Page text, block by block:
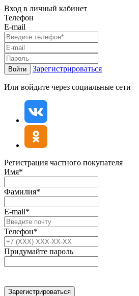
Вход в личный кабинет
Телефон
E-mail
Войти Зарегистрироваться
Или войдите через социальные сети
Регистрация частного покупателя
Имя*
Фамилия*
E-mail*
Телефон*
Придумайте пароль
Зарегистрироваться